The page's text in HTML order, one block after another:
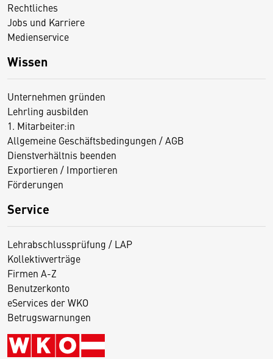
Rechtliches
Jobs und Karriere
Medienservice
Wissen
Unternehmen gründen
Lehrling ausbilden
1. Mitarbeiter:in
Allgemeine Geschäftsbedingungen / AGB
Dienstverhältnis beenden
Exportieren / Importieren
Förderungen
Service
Lehrabschlussprüfung / LAP
Kollektivverträge
Firmen A-Z
Benutzerkonto
eServices der WKO
Betrugswarnungen